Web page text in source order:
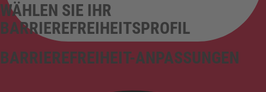
BARRIEREFREIHEIT-ANPASSUNGEN
WÄHLEN SIE IHR
BARRIEREFREIHEITSPROFIL